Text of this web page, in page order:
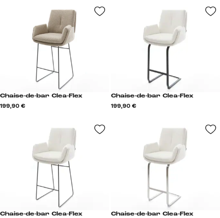
Chaise-de-bar Clea-Flex
199,90 €
Chaise-de-bar Clea-Flex
199,90 €
Chaise-de-bar Clea-Flex Chaise-de-bar Clea-Flex